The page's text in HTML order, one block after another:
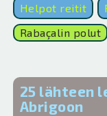
Helpot reitit
Rabaçalin polut
25 lähteen
Abrigoon